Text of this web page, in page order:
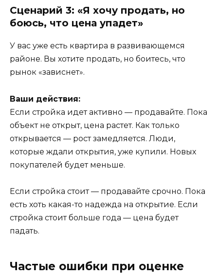
Сценарий 3: «Я хочу продать, но
боюсь, что цена упадет»
У вас уже есть квартира в развивающемся
районе. Вы хотите продать, но боитесь, что
рынок «зависнет».
Ваши действия:
Если стройка идет активно — продавайте. Пока
объект не открыт, цена растет. Как только
открывается — рост замедляется. Люди,
которые ждали открытия, уже купили. Новых
покупателей будет меньше.
Если стройка стоит — продавайте срочно. Пока
есть хоть какая-то надежда на открытие. Если
стройка стоит больше года — цена будет
падать.
Частые ошибки при оценке